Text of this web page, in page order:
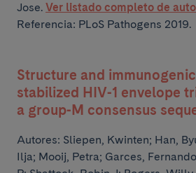
Jose. Ver listado completo de
Referencia: PLoS Pathogens 2019.
Structure and
stabilized HIV-1 envelope
a group-M consensus
Autores: Sliepen, Kwinten; Han,
Ilja; Mooij, Petra; Garces,